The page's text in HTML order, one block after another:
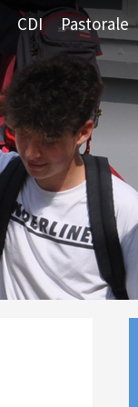
CDI Pastorale